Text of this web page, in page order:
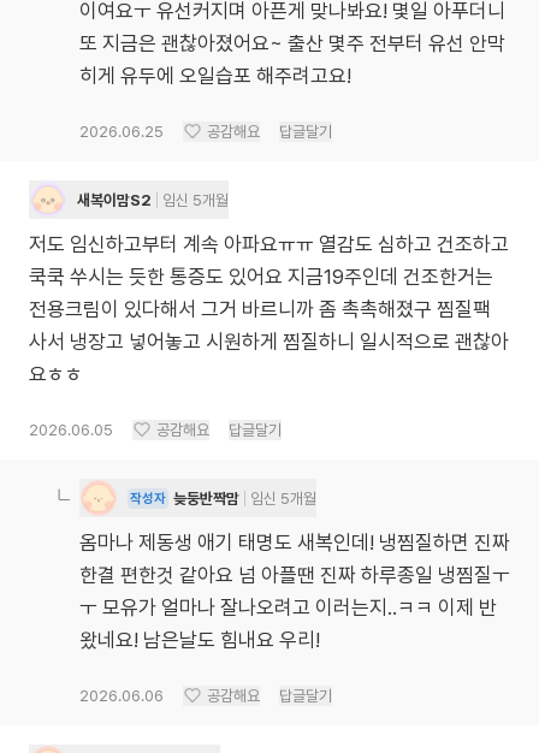
이여요ㅜ 유선커지며 아픈게 맞나봐요! 몇일 아푸더니
또 지금은 괜찮아졌어요~ 출산 몇주 전부터 유선 안막
히게 유두에 오일습포 해주려고요!
2026.06.25 공감해요 답글달기
새복이맘S2 임신 5개월
저도 임신하고부터 계속 아파요ㅠㅠ 열감도 심하고 건조하고
쿡쿡 쑤시는 듯한 통증도 있어요 지금19주인데 건조한거는
전용크림이 있다해서 그거 바르니까 좀 촉촉해졌구 찜질팩
사서 냉장고 넣어놓고 시원하게 찜질하니 일시적으로 괜찮아
요ㅎㅎ
2026.06.05 공감해요 답글달기
작성자 늦둥반짝맘 임신 5개월
옴마나 제동생 애기 태명도 새복인데! 냉찜질하면 진짜
한결 편한것 같아요 넘 아플땐 진짜 하루종일 냉찜질ㅜ
ㅜ 모유가 얼마나 잘나오려고 이러는지..ㅋㅋ 이제 반
왔네요! 남은날도 힘내요 우리!
2026.06.06 공감해요 답글달기